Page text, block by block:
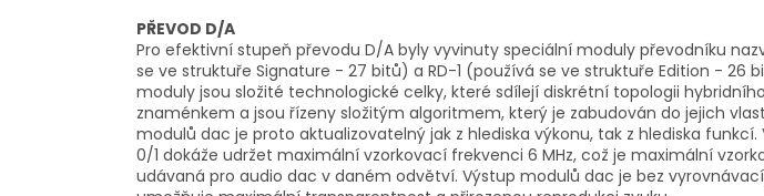
PŘEVOD D/A
Pro efektivní stupeň převodu D/A byly vyvinuty speciální moduly převodníku
se ve struktuře Signature - 27 bitů) a RD-1 (používá se ve struktuře Edition - 26
moduly jsou složité technologické celky, které sdílejí diskrétní topologii
znaménkem a jsou řízeny složitým algoritmem, který je zabudován do jejich
modulů dac je proto aktualizovatelný jak z hlediska výkonu, tak z hlediska funkcí.
0/1 dokáže udržet maximální vzorkovací frekvenci 6 MHz, což je maximální
udávaná pro audio dac v daném odvětví. Výstup modulů dac je bez